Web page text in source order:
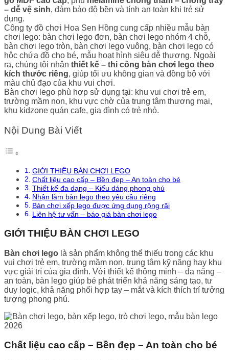
– dễ vệ sinh, đảm bảo độ bền và tính an toàn khi trẻ sử
dụng.
Công ty đồ chơi Hoa Sen Hồng cung cấp nhiều mẫu bàn
chơi lego: bàn chơi lego đơn, bàn chơi lego nhóm 4 chỗ,
bàn chơi lego tròn, bàn chơi lego vuông, bàn chơi lego có
hộc chứa đồ cho bé, mẫu hoạt hình siêu dễ thương. Ngoài
ra, chúng tôi nhận thiết kế – thi công bàn chơi lego theo
kích thước riêng, giúp tối ưu không gian và đồng bộ với
màu chủ đạo của khu vui chơi.
Bàn chơi lego phù hợp sử dụng tại: khu vui chơi trẻ em,
trường mầm non, khu vực chờ của trung tâm thương mại,
khu kidzone quán cafe, gia đình có trẻ nhỏ.
Nội Dung Bài Viết
GIỚI THIỆU BÀN CHƠI LEGO
Chất liệu cao cấp – Bền đẹp – An toàn cho bé
Thiết kế đa dạng – Kiểu dáng phong phú
Nhận làm bàn lego theo yêu cầu riêng
Bàn chơi xếp lego được ứng dụng rộng rãi
Liên hệ tư vấn – báo giá bàn chơi lego
GIỚI THIỆU BÀN CHƠI LEGO
Bàn chơi lego là sản phẩm không thể thiếu trong các khu
vui chơi trẻ em, trường mầm non, trung tâm kỹ năng hay khu
vực giải trí của gia đình. Với thiết kế thông minh – đa năng –
an toàn, bàn lego giúp bé phát triển khả năng sáng tạo, tư
duy logic, khả năng phối hợp tay – mắt và kích thích trí tưởng
tượng phong phú.
Chất liệu cao cấp – Bền đẹp – An toàn cho bé